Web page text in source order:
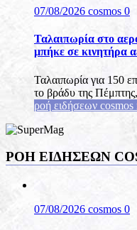
07/08/2026 cosmos 0
Ταλαιπωρία στο
μπήκε σε κινητήρα
Ταλαιπωρία για 150
το βράδυ της
ροή ειδήσεων cosmos
ΡΟΉ ΕΙΔΉΣΕΩΝ
07/08/2026 cosmos 0